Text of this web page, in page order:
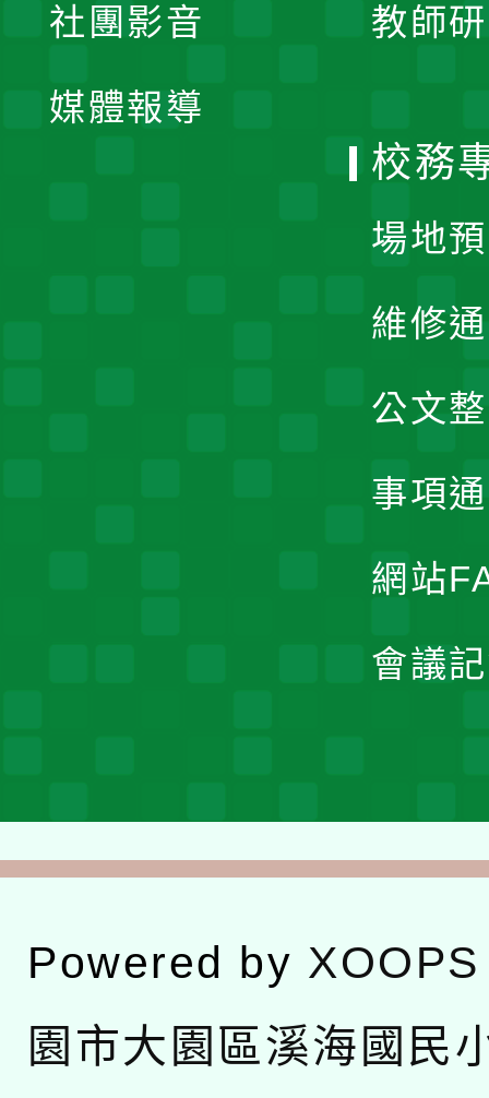
教師
社團影音
媒體報導
校務
場地
維修
公文
事項
網站
會議
Powered by XOOPS
園市大園區溪海國民